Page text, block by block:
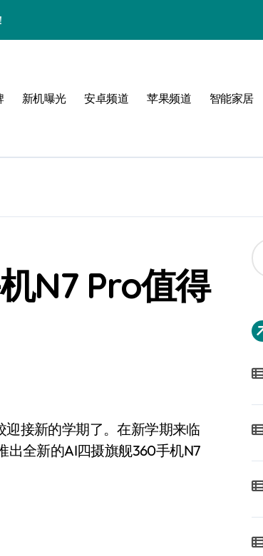
！
新机曝光 安卓频道 苹果频道 智能家居
N7 Pro值得
出全新的AI四摄旗舰360手机N7
搜
索
：